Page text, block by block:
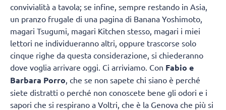
convivialità a tavola; se infine, sempre restando in Asia,
un pranzo frugale di una pagina di Banana Yoshimoto,
magari Tsugumi, magari Kitchen stesso, magari i miei
lettori ne individueranno altri, oppure trascorse solo
cinque righe da questa considerazione, si chiederanno
dove voglia arrivare oggi. Ci arriviamo. Con Fabio e
Barbara Porro , che se non sapete chi siano è perché
siete distratti o perché non conoscete bene gli odori e i
sapori che si respirano a Voltri, che è la Genova che più si